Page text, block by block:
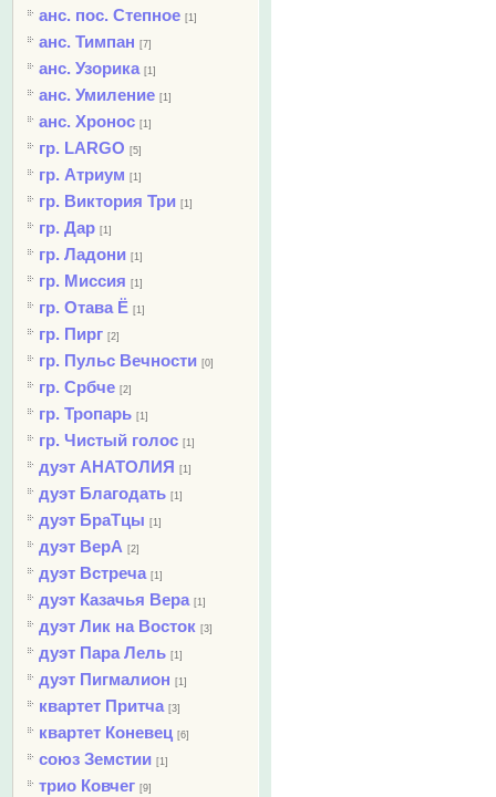
анс. пос. Степное [1]
анс. Тимпан [7]
анс. Узорика [1]
анс. Умиление [1]
анс. Хронос [1]
гр. LARGO [5]
гр. Атриум [1]
гр. Виктория Три [1]
гр. Дар [1]
гр. Ладони [1]
гр. Миссия [1]
гр. Отава Ё [1]
гр. Пирг [2]
гр. Пульс Вечности [0]
гр. Србче [2]
гр. Тропарь [1]
гр. Чистый голос [1]
дуэт АНАТОЛИЯ [1]
дуэт Благодать [1]
дуэт БраТцы [1]
дуэт ВерА [2]
дуэт Встреча [1]
дуэт Казачья Вера [1]
дуэт Лик на Восток [3]
дуэт Пара Лель [1]
дуэт Пигмалион [1]
квартет Притча [3]
квартет Коневец [6]
союз Земстии [1]
трио Ковчег [9]